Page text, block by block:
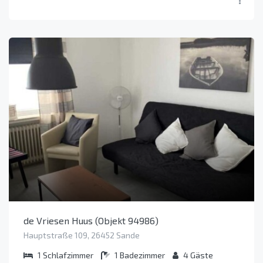
de Vriesen Huus (Objekt 94986)
Hauptstraße 109, 26452 Sande
1 Schlafzimmer 1 Badezimmer 4Gäste